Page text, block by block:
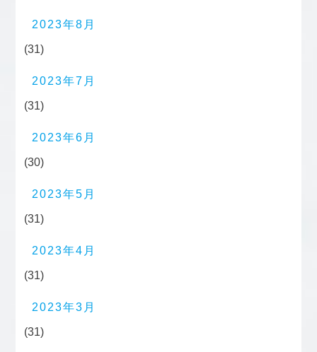
2023年8月
(31)
2023年7月
(31)
2023年6月
(30)
2023年5月
(31)
2023年4月
(31)
2023年3月
(31)